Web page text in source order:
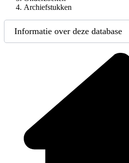
Archiefstukken
Informatie over deze database